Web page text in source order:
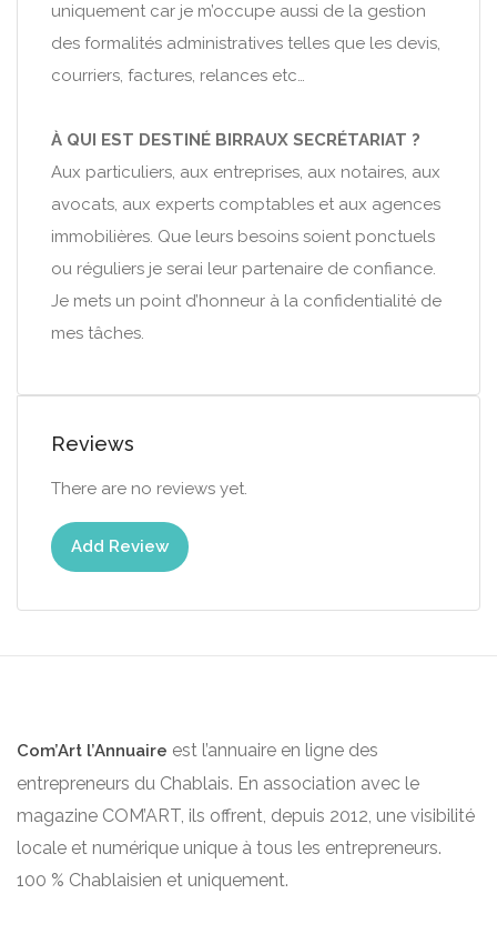
uniquement car je m’occupe aussi de la gestion
des formalités administratives telles que les devis,
courriers, factures, relances etc…
À QUI EST DESTINÉ BIRRAUX SECRÉTARIAT ?
Aux particuliers, aux entreprises, aux notaires, aux
avocats, aux experts comptables et aux agences
immobilières. Que leurs besoins soient ponctuels
ou réguliers je serai leur partenaire de confiance.
Je mets un point d’honneur à la confidentialité de
mes tâches.
Reviews
There are no reviews yet.
Add Review
Com’Art l’Annuaire est l’annuaire en ligne des
entrepreneurs du Chablais. En association avec le
magazine COM’ART, ils offrent, depuis 2012, une visibilité
locale et numérique unique à tous les entrepreneurs.
100 % Chablaisien et uniquement.